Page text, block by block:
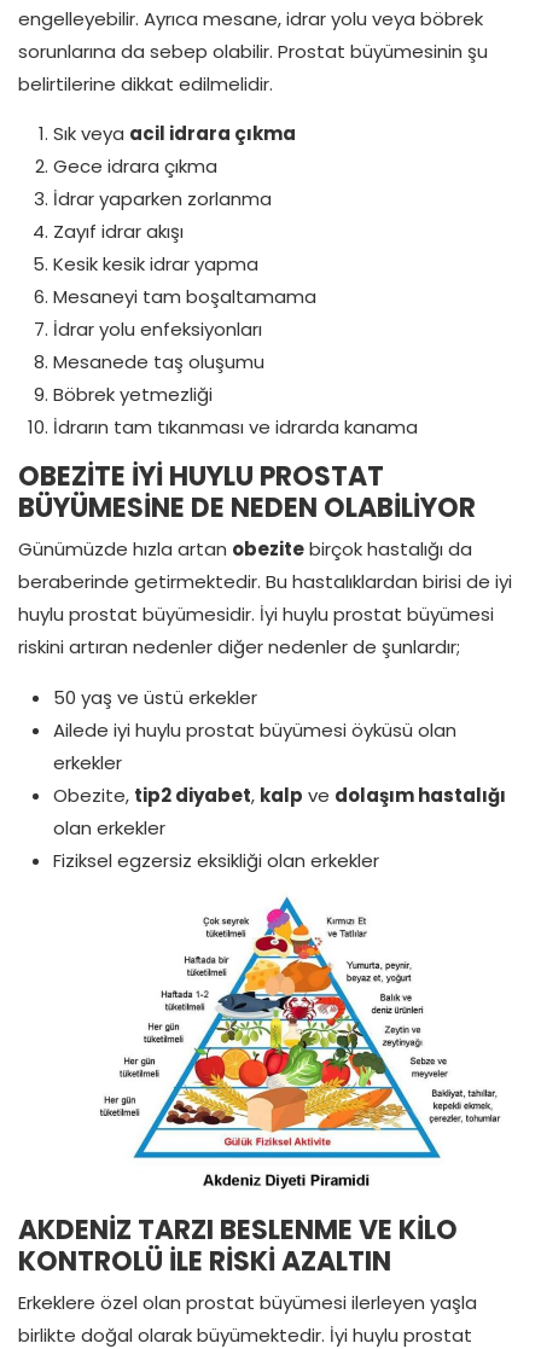
engelleyebilir. Ayrıca mesane, idrar yolu veya böbrek
sorunlarına da sebep olabilir. Prostat büyümesinin şu
belirtilerine dikkat edilmelidir.
Sık veya acil idrara çıkma
Gece idrara çıkma
İdrar yaparken zorlanma
Zayıf idrar akışı
Kesik kesik idrar yapma
Mesaneyi tam boşaltamama
İdrar yolu enfeksiyonları
Mesanede taş oluşumu
Böbrek yetmezliği
İdrarın tam tıkanması ve idrarda kanama
OBEZİTE İYİ HUYLU PROSTAT
BÜYÜMESİNE DE NEDEN OLABİLİYOR
Günümüzde hızla artan obezitebirçok hastalığı da
beraberinde getirmektedir. Bu hastalıklardan birisi de iyi
huylu prostat büyümesidir. İyi huylu prostat büyümesi
riskini artıran nedenler diğer nedenler de şunlardır;
50 yaş ve üstü erkekler
Ailede iyi huylu prostat büyümesi öyküsü olan
erkekler
Obezite, tip2 diyabet, kalp ve dolaşım hastalığı
olan erkekler
Fiziksel egzersiz eksikliği olan erkekler
AKDENİZ TARZI BESLENME VE KİLO
KONTROLÜ İLE RİSKİ AZALTIN
Erkeklere özel olan prostat büyümesi ilerleyen yaşla
birlikte doğal olarak büyümektedir. İyi huylu prostat